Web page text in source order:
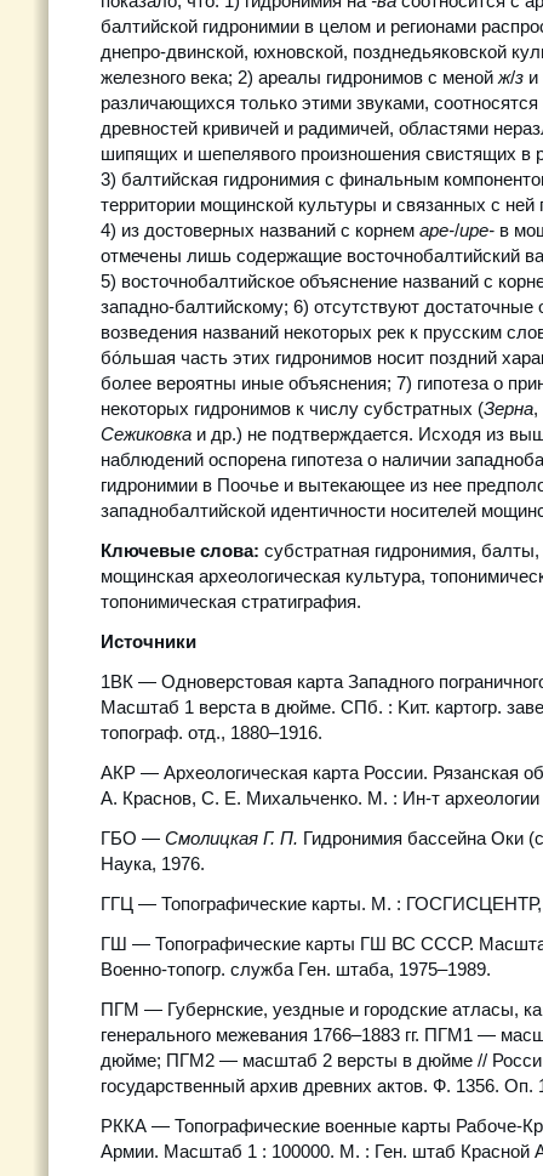
балтийской гидронимии в целом и регионами
днепро-двинской, юхновской, позднедьяковской
железного века; 2) ареалы гидронимов с меной ж/з и
различающихся только этими звуками,
древностей кривичей и радимичей, областями
шипящих и шепелявого произношения свистящих в
3) балтийская гидронимия с финальным
территории мощинской культуры и связанных с ней
4) из достоверных названий с корнем ape-/upe- в
отмечены лишь содержащие восточнобалтийский
5) восточнобалтийское объяснение названий с
западно-балтийскому; 6) отсутствуют достаточные
возведения названий некоторых рек к прусским
бóльшая часть этих гидронимов носит поздний
более вероятны иные объяснения; 7) гипотеза о
некоторых гидронимов к числу субстратных (Зерна,
Сежиковка и др.) не подтверждается. Исходя из
наблюдений оспорена гипотеза о наличии
гидронимии в Поочье и вытекающее из нее
западнобалтийской идентичности носителей
Ключевые слова: субстратная гидронимия,
мощинская археологическая культура,
топонимическая стратиграфия.
Источники
1ВК — Одноверстовая карта Западного
Масштаб 1 верста в дюйме. СПб. : Kит. картогр.
топограф. отд., 1880–1916.
АКР — Археологическая карта России. Рязанская
А. Краснов, С. Е. Михальченко. М. : Ин-т
ГБО — Смолицкая Г. П. Гидронимия бассейна Оки
Наука, 1976.
ГГЦ — Топографические карты. М. : ГОСГИСЦЕНТР,
ГШ — Топографические карты ГШ ВС СССР.
Военно-топогр. служба Ген. штаба, 1975–1989.
ПГМ — Губернские, уездные и городские атласы,
генерального межевания 1766–1883 гг. ПГМ1 —
дюйме; ПГМ2 — масштаб 2 версты в дюйме //
государственный архив древних актов. Ф. 1356. Оп.
РККА — Топографические военные карты Рабоче-
Армии. Масштаб 1 : 100000. М. : Ген. штаб Красной